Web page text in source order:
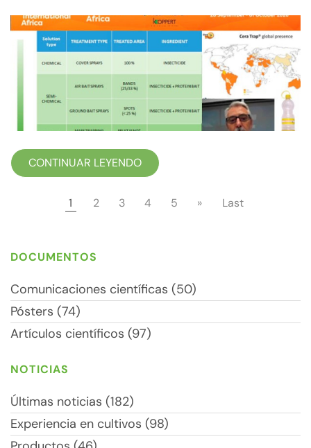
CONTINUAR LEYENDO
1 2 3 4 5 » Last
DOCUMENTOS
Comunicaciones científicas (50)
Pósters (74)
Artículos científicos (97)
NOTICIAS
Últimas noticias (182)
Experiencia en cultivos (98)